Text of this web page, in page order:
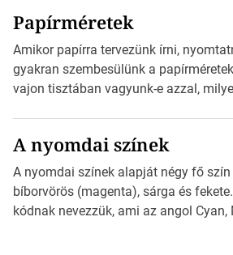
Illustratorban készült vektorgrafika.
esetben konzultáljunk a nyomdával,
nyomdai előkészítést!Nehogy az
derüljön ki, hogy valamit másképp
Papírméretek
Amikor papírra tervezünk írni,
gyakran szembesülünk a
vajon tisztában vagyunk-e azzal,
*Hirdetés Ebben a cikkben a
világába kalauzolunk el téged, hogy
milyen szempontok alapján érdemes
jövőben. Bevezetés a papírméretek
A nyomdai színek
A nyomdai színek alapját négy fő
bíborvörös (magenta), sárga és
kódnak nevezzük, ami az angol Cyan,